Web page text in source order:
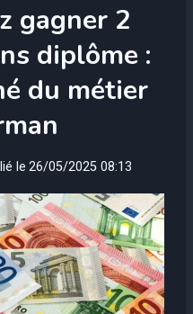
gagner 2
diplôme :
du métier
le 26/05/2025 08:13